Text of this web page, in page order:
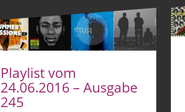
Playlist vom
24.06.2016 – Ausgabe
245